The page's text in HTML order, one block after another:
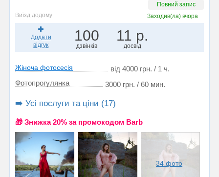
Повний запис
Виїзд додому
Заходив(ла) вчора
Додати
відгук
100
дзвінків
11 р.
досвід
Жіноча фотосесія
від 4000 грн. / 1 ч.
Фотопрогулянка
3000 грн. / 60 мин.
➡️ Усі послуги та ціни (17)
🎁 Знижка 20% за промокодом Barb
34 фото